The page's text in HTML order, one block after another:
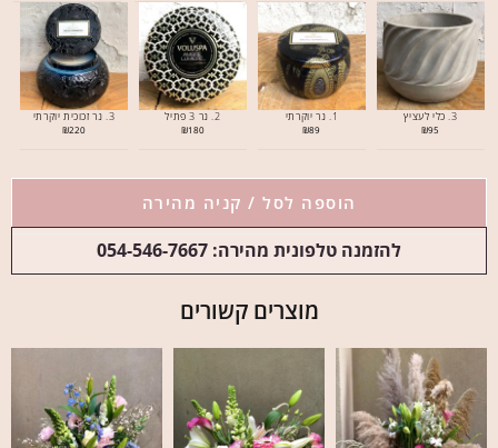
3. כלי לעציץ
₪95
1. נר יוקרתי
₪89
2. נר 3 פתיל
₪180
3. נר זכוכית יוקרתי
₪220
הוספה לסל / קניה מהירה
להזמנה טלפונית מהירה: 054-546-7667
מוצרים קשורים